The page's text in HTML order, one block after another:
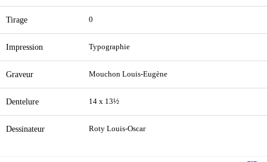
Tirage 0
Impression Typographie
Graveur Mouchon Louis-Eugène
Dentelure 14 x 13½
Dessinateur Roty Louis-Oscar